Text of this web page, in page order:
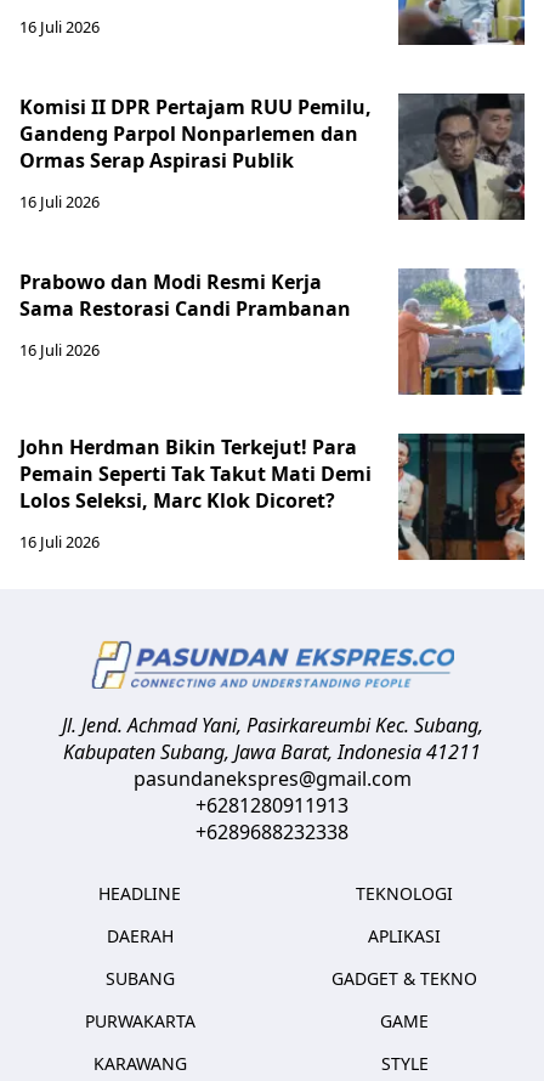
16 Juli 2026
Komisi II DPR Pertajam RUU Pemilu,
Gandeng Parpol Nonparlemen dan
Ormas Serap Aspirasi Publik
16 Juli 2026
Prabowo dan Modi Resmi Kerja
Sama Restorasi Candi Prambanan
16 Juli 2026
John Herdman Bikin Terkejut! Para
Pemain Seperti Tak Takut Mati Demi
Lolos Seleksi, Marc Klok Dicoret?
16 Juli 2026
Jl. Jend. Achmad Yani, Pasirkareumbi Kec. Subang,
Kabupaten Subang, Jawa Barat,Indonesia41211
pasundanekspres@gmail.com
+6281280911913
+6289688232338
HEADLINE
DAERAH
SUBANG
PURWAKARTA
KARAWANG
TEKNOLOGI
APLIKASI
GADGET & TEKNO
GAME
STYLE